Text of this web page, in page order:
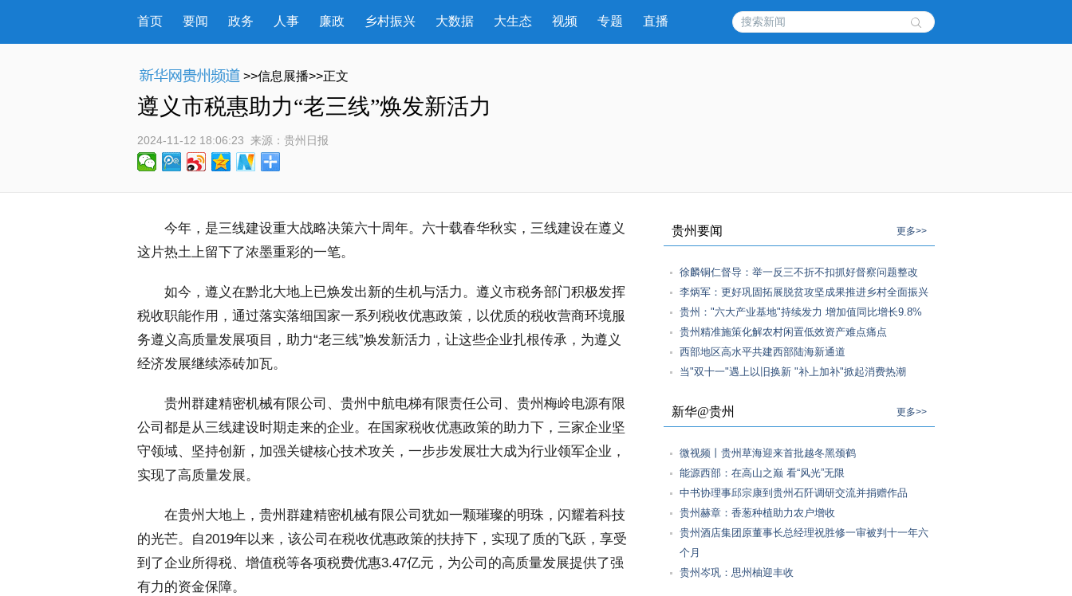
首页 要闻 政务 人事 廉政 乡村振兴 大数据 大生态 视频 专题 直播
>>信息展播>>正文
遵义市税惠助力“老三线”焕发新活力
2024-11-12 18:06:23 来源： 贵州日报
今年，是三线建设重大战略决策六十周年。六十载春华秋实，三线建设在遵义
这片热土上留下了浓墨重彩的一笔。
如今，遵义在黔北大地上已焕发出新的生机与活力。遵义市税务部门积极发挥
税收职能作用，通过落实落细国家一系列税收优惠政策，以优质的税收营商环境服
务遵义高质量发展项目，助力“老三线”焕发新活力，让这些企业扎根传承，为遵义
经济发展继续添砖加瓦。
贵州群建精密机械有限公司、贵州中航电梯有限责任公司、贵州梅岭电源有限
公司都是从三线建设时期走来的企业。在国家税收优惠政策的助力下，三家企业坚
守领域、坚持创新，加强关键核心技术攻关，一步步发展壮大成为行业领军企业，
实现了高质量发展。
在贵州大地上，贵州群建精密机械有限公司犹如一颗璀璨的明珠，闪耀着科技
的光芒。自2019年以来，该公司在税收优惠政策的扶持下，实现了质的飞跃，享受
到了企业所得税、增值税等各项税费优惠3.47亿元，为公司的高质量发展提供了强
有力的资金保障。
贵州要闻 更多>>
徐麟铜仁督导：举一反三不折不扣抓好督察问题整改
李炳军：更好巩固拓展脱贫攻坚成果推进乡村全面振兴
贵州："六大产业基地"持续发力 增加值同比增长9.8%
贵州精准施策化解农村闲置低效资产难点痛点
西部地区高水平共建西部陆海新通道
当"双十一"遇上以旧换新 "补上加补"掀起消费热潮
新华@贵州 更多>>
微视频丨贵州草海迎来首批越冬黑颈鹤
能源西部：在高山之巅 看“风光”无限
中书协理事邱宗康到贵州石阡调研交流并捐赠作品
贵州赫章：香葱种植助力农户增收
贵州酒店集团原董事长总经理祝胜修一审被判十一年六
个月
贵州岑巩：思州柚迎丰收